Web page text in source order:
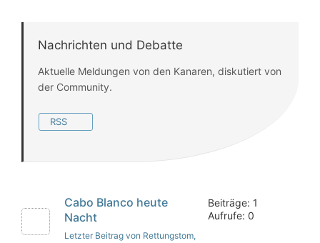
Nachrichten und Debatte
Aktuelle Meldungen von den Kanaren, diskutiert von
der Community.
RSS
Cabo Blanco heute
Nacht
Letzter Beitrag von Rettungstom,
Beiträge: 1
Aufrufe: 0